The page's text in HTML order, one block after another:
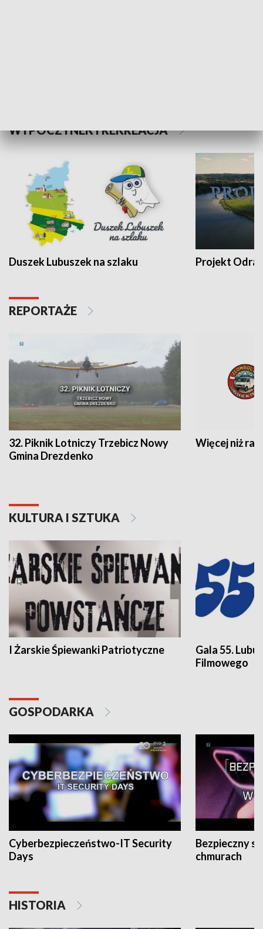
WYPOCZYNEK I REKREACJA
Duszek Lubuszek na szlaku Projekt Odra
REPORTAŻE
32. Piknik Lotniczy Trzebicz Nowy
Gmina Drezdenko
Więcej niż rajd
KULTURA I SZTUKA
I Żarskie Śpiewanki Patriotyczne
Gala 55.
Filmowego
GOSPODARKA
Cyberbezpieczeństwo-IT Security
Days
Bezpieczny
chmurach
HISTORIA